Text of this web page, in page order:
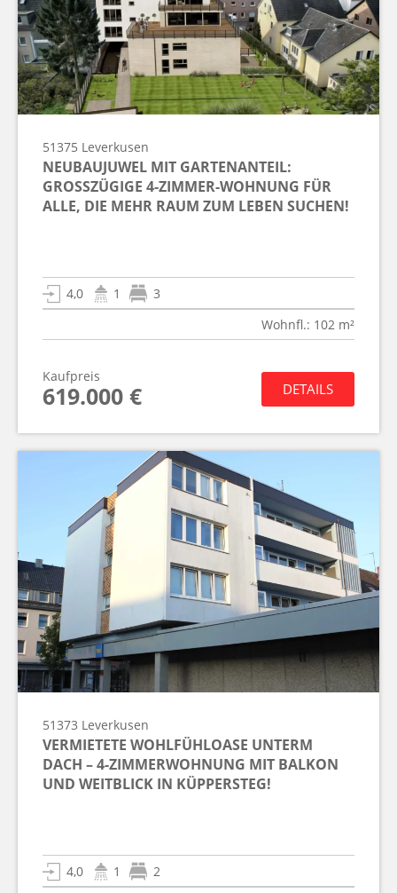
51375 Leverkusen
NEUBAUJUWEL MIT GARTENANTEIL:
GROSSZÜGIGE 4-ZIMMER-WOHNUNG FÜR A
LLE, DIE MEHR RAUM ZUM LEBEN SUCHEN!
4,0 1
3
Wohnfl.: 102 m²
Kaufpreis
619.000 € DETAILS
51373 Leverkusen
VERMIETETE WOHLFÜHLOASE UNTERM
DACH – 4-ZIMMERWOHNUNG MIT BALKON
UND WEITBLICK IN KÜPPERSTEG!
4,0 1 2